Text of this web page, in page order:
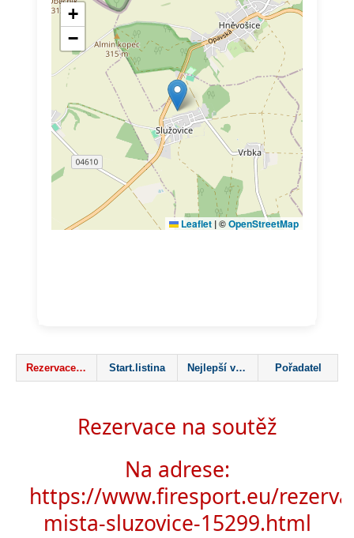
Rezervace mapa Start.listina Nejlepší výsledky Pořadatel
Rezervace na soutěž
Na adrese:
https://www.firesport.eu/
mista-sluzovice-15299.html